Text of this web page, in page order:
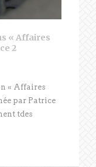
« Affaires
2
« Affaires
par Patrice
tdes